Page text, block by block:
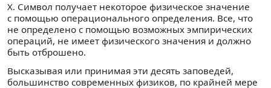
X. Символ получает некоторое физическое значение
с помощью операционального определения. Все, что
не определено с помощью возможных эмпирических
операций, не имеет физического значения и должно
быть отброшено.
Высказывая или принимая эти десять заповедей,
большинство современных физиков, по крайней мере